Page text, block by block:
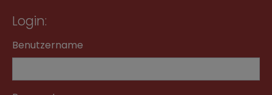
Login:
Benutzername